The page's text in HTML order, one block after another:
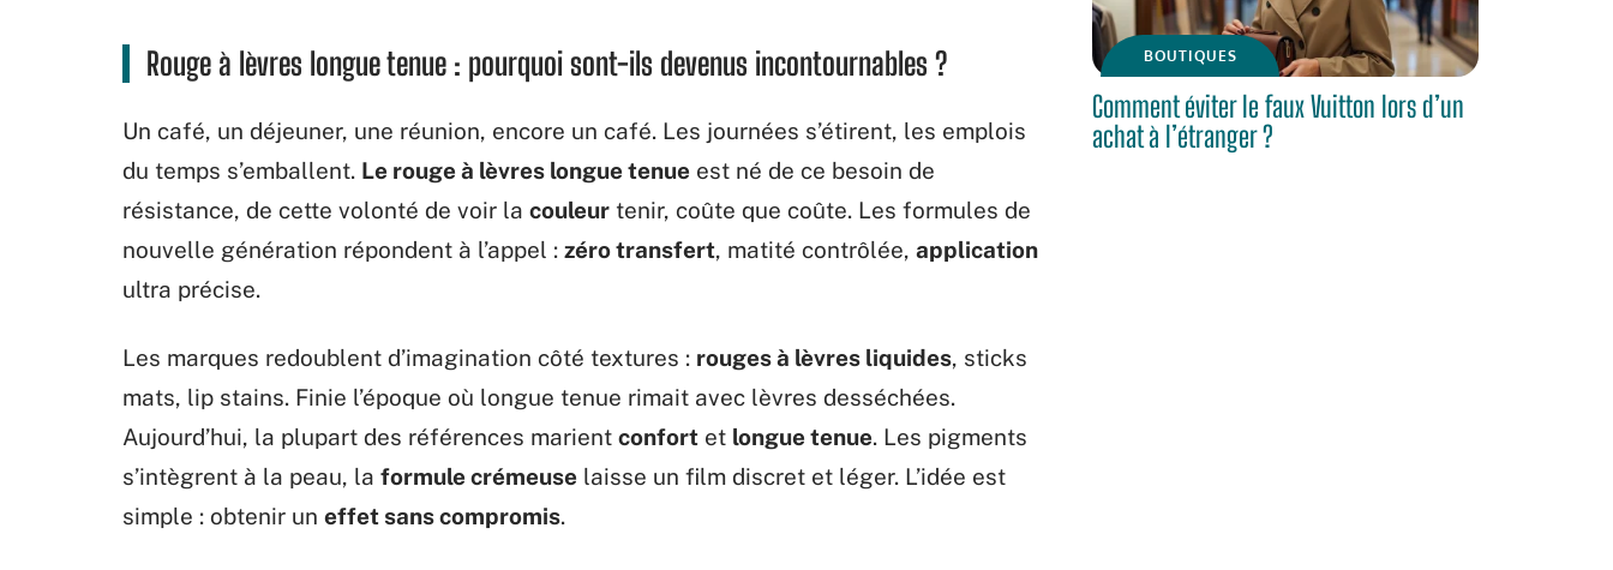
Rouge à lèvres longue tenue : pourquoi sont-ils devenus incontournables ?
Un café, un déjeuner, une réunion, encore un café. Les journées s’étirent, les emplois
du temps s’emballent. Le rouge à lèvres longue tenue est né de ce besoin de
résistance, de cette volonté de voir la couleur tenir, coûte que coûte. Les formules de
nouvelle génération répondent à l’appel : zéro transfert, matité contrôlée, application
ultra précise.
Les marques redoublent d’imagination côté textures : rouges à lèvres liquides, sticks
mats, lip stains. Finie l’époque où longue tenue rimait avec lèvres desséchées.
Aujourd’hui, la plupart des références marient confort et longue tenue. Les pigments
s’intègrent à la peau, la formule crémeuse laisse un film discret et léger. L’idée est
simple : obtenir un effet sans compromis.
BOUTIQUES
Comment éviter le faux Vuitton lors d’un
achat à l’étranger ?